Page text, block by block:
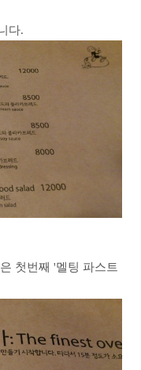
다.
첫번째 '멜팅 파스트